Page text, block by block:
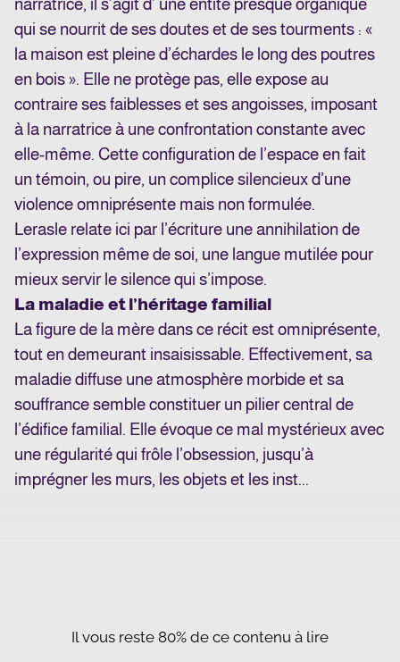
narratrice, il s’agit d’ une entité presque organique
qui se nourrit de ses doutes et de ses tourments : «
la maison est pleine d’échardes le long des poutres
en bois ». Elle ne protège pas, elle expose au
contraire ses faiblesses et ses angoisses, imposant
à la narratrice à une confrontation constante avec
elle-même. Cette configuration de l’espace en fait
un témoin, ou pire, un complice silencieux d’une
violence omniprésente mais non formulée.
Lerasle relate ici par l’écriture une annihilation de
l’expression même de soi, une langue mutilée pour
mieux servir le silence qui s’impose.
La maladie et l’héritage familial
La figure de la mère dans ce récit est omniprésente,
tout en demeurant insaisissable. Effectivement, sa
maladie diffuse une atmosphère morbide et sa
souffrance semble constituer un pilier central de
l’édifice familial. Elle évoque ce mal mystérieux avec
une régularité qui frôle l’obsession, jusqu’à
imprégner les murs, les objets et les inst...
Il vous reste 80% de ce contenu à lire